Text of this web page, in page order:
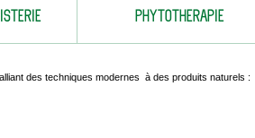
PHYTOTHERAPIE
des techniques modernes à des produits naturels :